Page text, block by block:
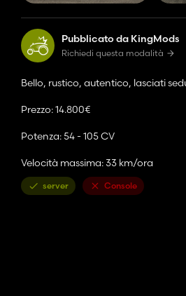
Pubblicato da KingMods
Richiedi questa modalità
Bello, rustico, autentico, lasciati
Prezzo: 14.800€
Potenza: 54 - 105 CV
Velocità massima: 33 km/ora
server Console